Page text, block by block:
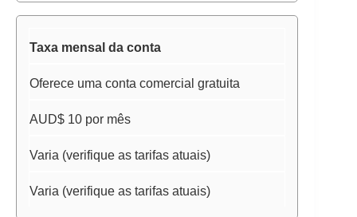
Taxa mensal da conta
Oferece uma conta comercial gratuita
AUD$ 10 por mês
Varia (verifique as tarifas atuais)
Varia (verifique as tarifas atuais)